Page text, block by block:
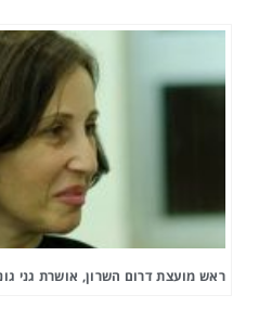
ראש מועצת דרום השרון, אושרת גני